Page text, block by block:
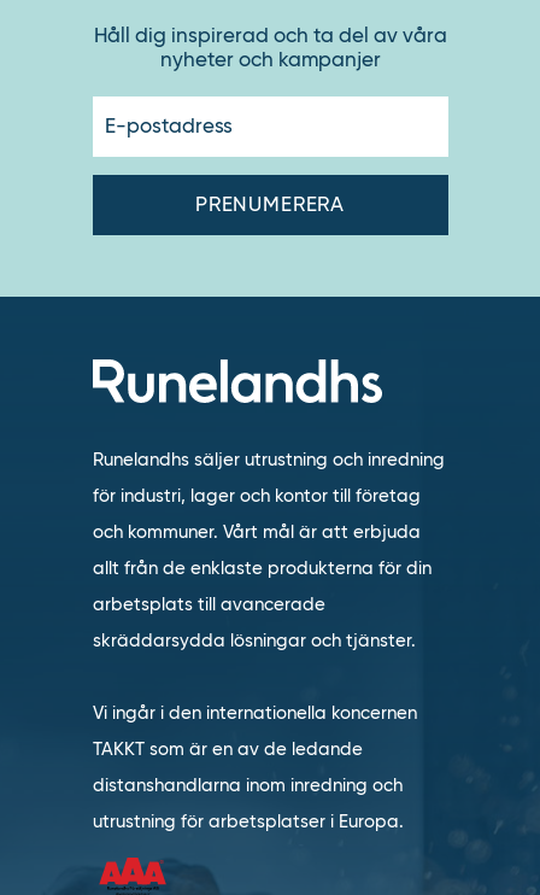
Håll dig inspirerad och ta del av våra
nyheter och kampanjer
Runelandhs säljer utrustning och inredning
för industri, lager och kontor till företag
och kommuner. Vårt mål är att erbjuda
allt från de enklaste produkterna för din
arbetsplats till avancerade
skräddarsydda lösningar och tjänster.
Vi ingår i den internationella koncernen
TAKKT som är en av de ledande
distanshandlarna inom inredning och
utrustning för arbetsplatser i Europa.